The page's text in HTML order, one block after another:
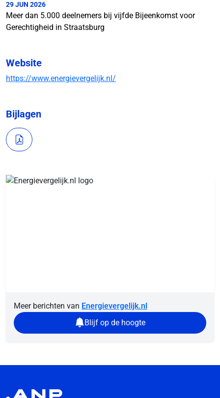
29 JUN 2026
Meer dan 5.000 deelnemers bij vijfde Bijeenkomst voor
Gerechtigheid in Straatsburg
Website
https://www.energievergelijk.nl/
Bijlagen
Meer berichten van Energievergelijk.nl
Blijf op de hoogte